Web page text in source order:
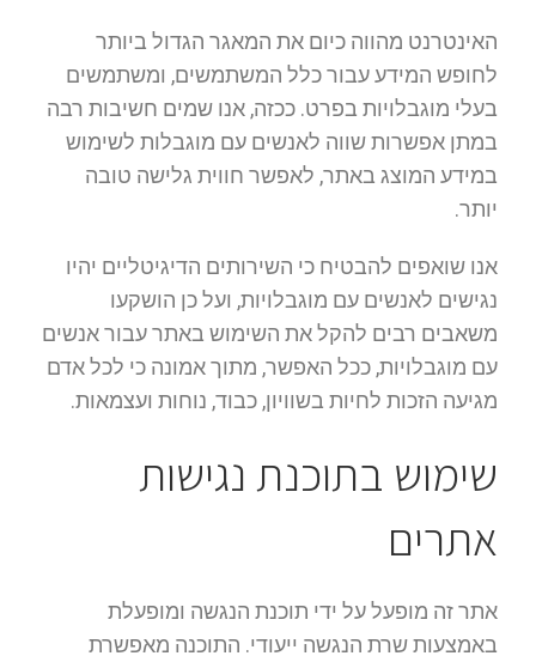
האינטרנט מהווה כיום את המאגר הגדול ביותר
לחופש המידע עבור כלל המשתמשים, ומשתמשים
בעלי מוגבלויות בפרט. ככזה, אנו שמים חשיבות רבה
במתן אפשרות שווה לאנשים עם מוגבלות לשימוש
במידע המוצג באתר, לאפשר חווית גלישה טובה
יותר.
אנו שואפים להבטיח כי השירותים הדיגיטליים יהיו
נגישים לאנשים עם מוגבלויות, ועל כן הושקעו
משאבים רבים להקל את השימוש באתר עבור אנשים
עם מוגבלויות, ככל האפשר, מתוך אמונה כי לכל אדם
מגיעה הזכות לחיות בשוויון, כבוד, נוחות ועצמאות.
שימוש בתוכנת נגישות
אתרים
אתר זה מופעל על ידי תוכנת הנגשה ומופעלת
באמצעות שרת הנגשה ייעודי. התוכנה מאפשרת